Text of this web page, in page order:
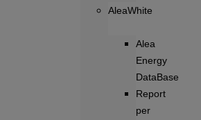
AleaWhite
Alea
Energy
DataBase
Report
per